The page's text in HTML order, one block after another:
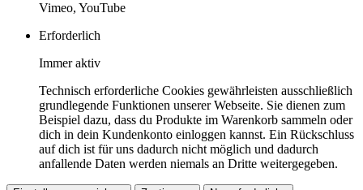
Vimeo, YouTube
Erforderlich
Immer aktiv
Technisch erforderliche Cookies gewährleisten ausschließlich
grundlegende Funktionen unserer Webseite. Sie dienen zum
Beispiel dazu, dass du Produkte im Warenkorb sammeln oder
dich in dein Kundenkonto einloggen kannst. Ein Rückschluss
auf dich ist für uns dadurch nicht möglich und dadurch
anfallende Daten werden niemals an Dritte weitergegeben.